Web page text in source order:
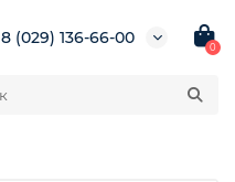
8 (029) 136-66-00
0